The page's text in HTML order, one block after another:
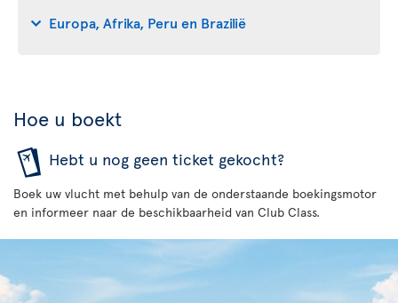
Europa, Afrika, Peru en Brazilië
Hoe u boekt
Hebt u nog geen ticket gekocht?
Boek uw vlucht met behulp van de onderstaande boekingsmotor
en informeer naar de beschikbaarheid van Club Class.